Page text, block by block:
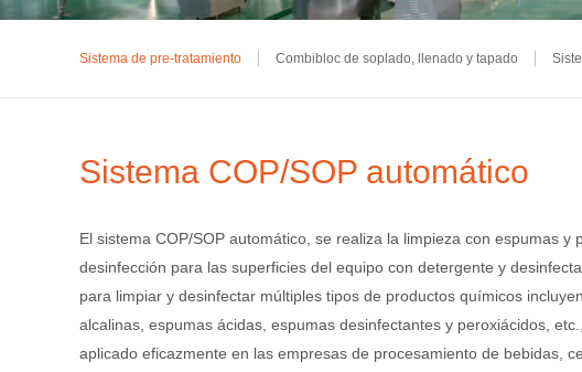
Sistema de pre-tratamiento Combibloc de soplado, llenado y tapado
Sistema COP/SOP automático
El sistema COP/SOP automático, se realiza la limpieza con espumas y
desinfección para las superficies del equipo con detergente y
para limpiar y desinfectar múltiples tipos de productos químicos
alcalinas, espumas ácidas, espumas desinfectantes y peroxiácidos,
aplicado eficazmente en las empresas de procesamiento de bebidas,